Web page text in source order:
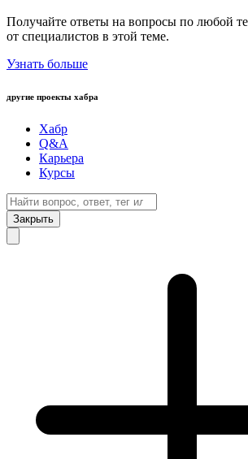
Получайте ответы на вопросы по любой
от специалистов в этой теме.
Узнать больше
другие проекты хабра
Хабр
Q&A
Карьера
Курсы
Закрыть